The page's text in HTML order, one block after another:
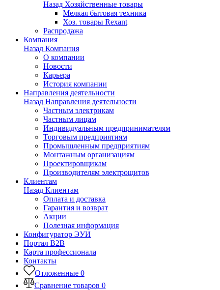
Назад Хозяйственные товары
Мелкая бытовая техника
Хоз. товары Rexant
Распродажа
Компания
Назад Компания
О компании
Новости
Карьера
История компании
Направления деятельности
Назад Направления деятельности
Частным электрикам
Частным лицам
Индивидуальным предпринимателям
Торговым предприятиям
Промышленным предприятиям
Монтажным организациям
Проектировщикам
Производителям электрощитов
Клиентам
Назад Клиентам
Оплата и доставка
Гарантия и возврат
Акции
Полезная информация
Конфигуратор ЭУИ
Портал B2B
Карта профессионала
Контакты
Отложенные 0
Сравнение товаров 0